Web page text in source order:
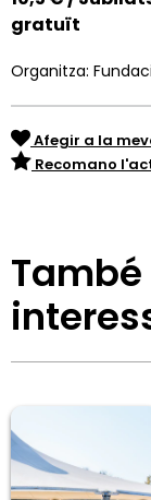
gratuït
Organitza:
Afegir a la
Recomano